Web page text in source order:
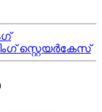
സ്റ്റെയർകേസ്